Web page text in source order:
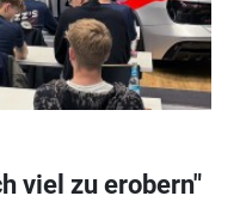
viel zu erobern"